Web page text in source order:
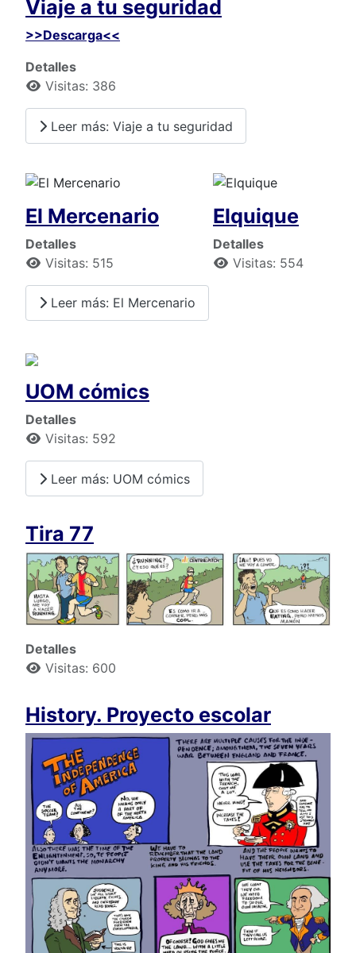
Viaje a tu seguridad
>>Descarga<<
Detalles
Visitas: 386
Leer más: Viaje a tu seguridad
El Mercenario
Detalles
Visitas: 515
Leer más: El Mercenario
Elquique
Detalles
Visitas: 554
UOM cómics
Detalles
Visitas: 592
Leer más: UOM cómics
Tira 77
Detalles
Visitas: 600
History. Proyecto escolar